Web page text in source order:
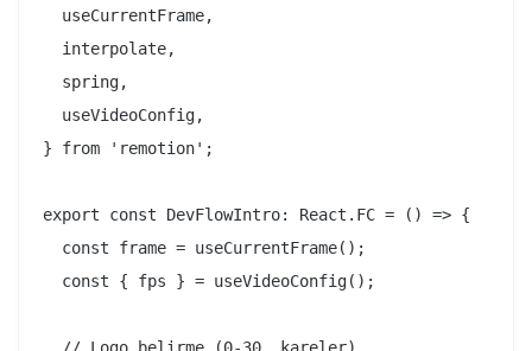
  useCurrentFrame,
  interpolate,
  spring,
  useVideoConfig,
} from 'remotion';
export const DevFlowIntro: React.FC = () => {
  const frame = useCurrentFrame();
  const { fps } = useVideoConfig();
  // Logo belirme (0-30. kareler)